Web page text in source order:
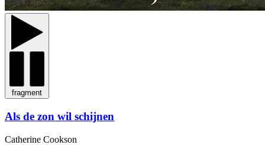
fragment
Als de zon wil schijnen
Catherine Cookson